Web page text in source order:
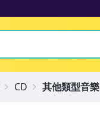
CD 其他類型音樂